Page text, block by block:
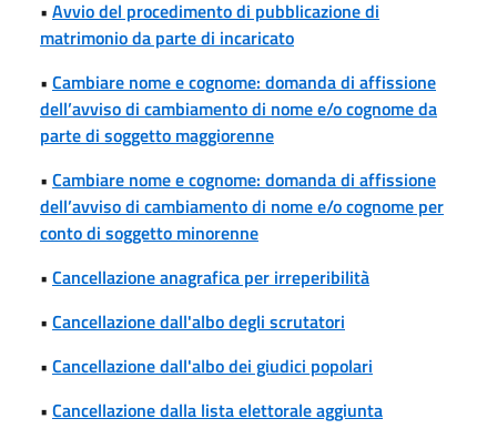
• Avvio del procedimento di pubblicazione di
matrimonio da parte di incaricato
• Cambiare nome e cognome: domanda di affissione
dell’avviso di cambiamento di nome e/o cognome da
parte di soggetto maggiorenne
• Cambiare nome e cognome: domanda di affissione
dell’avviso di cambiamento di nome e/o cognome per
conto di soggetto minorenne
• Cancellazione anagrafica per irreperibilità
• Cancellazione dall'albo degli scrutatori
• Cancellazione dall'albo dei giudici popolari
• Cancellazione dalla lista elettorale aggiunta